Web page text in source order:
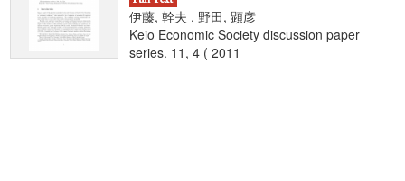
伊藤, 幹夫 , 野田, 顕彦
Keio Economic Society discussion paper
series. 11, 4 ( 2011